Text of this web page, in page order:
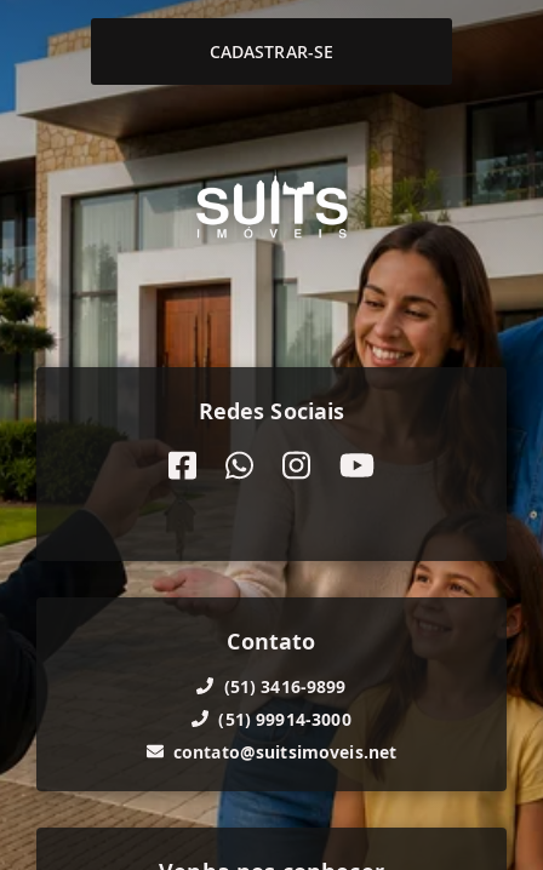
CADASTRAR-SE
Redes Sociais
Contato
(51) 3416-9899
(51) 99914-3000
contato@suitsimoveis.net